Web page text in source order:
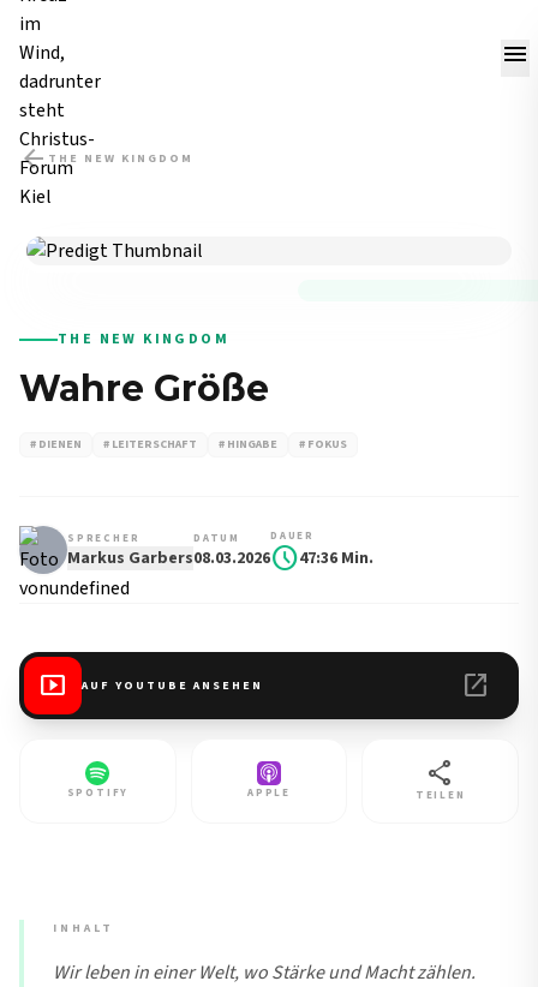
menu
arrow_backTHE NEW KINGDOM
THE NEW KINGDOM
Wahre Größe
# DIENEN # LEITERSCHAFT # HINGABE # FOKUS
SPRECHER
Markus Garbers
DATUM
08.03.2026
DAUER
schedule47:36 Min.
smart_display AUF YOUTUBE ANSEHEN open_in_new
SPOTIFY APPLE
share
TEILEN
INHALT
Wir leben in einer Welt, wo Stärke und Macht zählen.